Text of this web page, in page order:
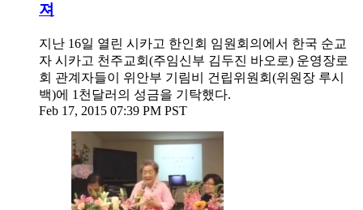
져
지난 16일 열린 시카고 한인회 임원회의에서 한국 순교
자 시카고 천주교회(주임신부 김두진 바오로) 운영장로
회 관계자들이 위안부 기림비 건립위원회(위원장 루시
백)에 1천달러의 성금을 기탁했다.
Feb 17, 2015 07:39 PM PST